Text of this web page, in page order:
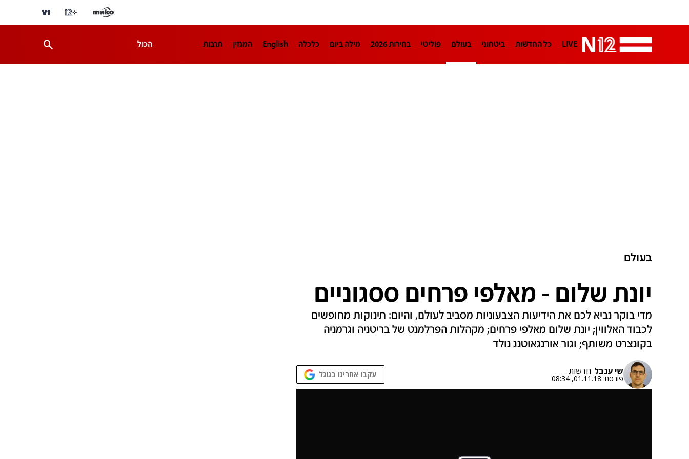
LIVE כל החדשות ביטחוני בעולם פוליטי בחירות 2026 מילה ביום כלכלה English המגזין תרבות הכול
בעולם
יונת שלום - מאלפי פרחים ססגוניים
מדי בוקר נביא לכם את הידיעות הצבעוניות מסביב לעולם, והיום: תינוקות מחופשים
לכבוד האלווין; יונת שלום מאלפי פרחים; מקהלות הפרלמנט של בריטניה וגרמניה
בקונצרט משותף; וגור אורנגאוטנג נולד
שי ענבל חדשות
פורסם: 01.11.18, 08:34 עקבו אחרינו בגוגל